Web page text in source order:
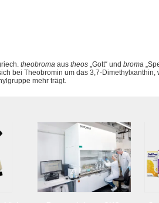
theobroma aus theos „Gott“ und broma
bei Theobromin um das 3,7-
mehr trägt.